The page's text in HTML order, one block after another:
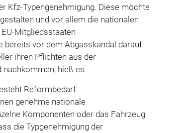
Kfz-Typengenehmigung. Diese möchte
und vor allem die nationalen
Mitgliedsstaaten
bereits vor dem Abgasskandal darauf
ihren Pflichten aus der
nachkommen, hieß es.
Reformbedarf:
genehme nationale
Komponenten oder das Fahrzeug
die Typgenehmigung der